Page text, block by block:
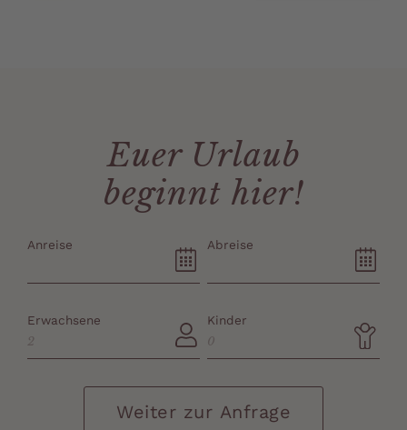
Euer Urlaub
beginnt hier!
Anreise Abreise
Erwachsene Kinder
Weiter zur Anfrage